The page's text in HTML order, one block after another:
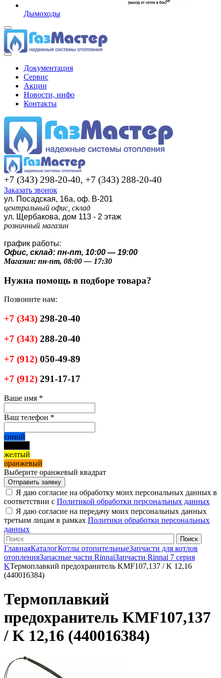
Дымоходы
Документация
Сервис
Акции
Новости, инфо
Контакты
+7 (343) 298-20-40, +7 (343) 288-20-40
Заказать звонок
ул. Посадская, 16а, оф. В-201
центральный офис, склад
ул. Щербакова, дом 113 - 2 этаж
розничный магазин
график работы:
Офис, склад: пн-пт, 10:00 — 19:00
Магазин: пн-пт, 08:00 — 17:30
Нужна помощь в подборе товара?
Позвоните нам:
+7 (343) 298-20-40
+7 (343) 288-20-40
+7 (912) 050-49-89
+7 (912) 291-17-17
Ваше имя *
Ваш телефон *
синий
желтый
оранжевый
Выберите оранжевый квадрат
Я даю согласие на обработку моих персональных данных в
соответствии с Политикой обработки персональных данных
Я даю согласие на передачу моих персональных данных
третьим лицам в рамках Политики обработки персональных
данных
ГлавнаяКаталогКотлы отопительныеЗапчасти для котлов
отопленияЗапасные части RinnaiЗапчасти Rinnai 7 серия
KТермоплавкий предохранитель KMF107,137 / K 12,16
(440016384)
Термоплавкий
предохранитель KMF107,137
/ K 12,16 (440016384)